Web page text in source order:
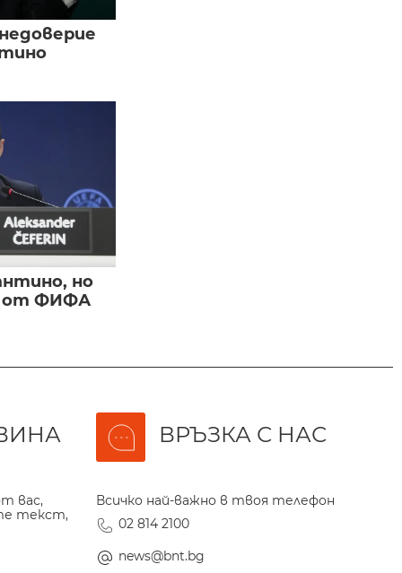
но
от ФИФА
вас,
текст,
ВРЪЗКА С НАС
Всичко най-важно в твоя телефон
02 814 2100
news@bnt.bg